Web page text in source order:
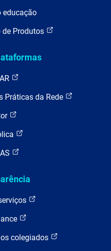
educação
Produtos
Práticas da Rede
colegiados